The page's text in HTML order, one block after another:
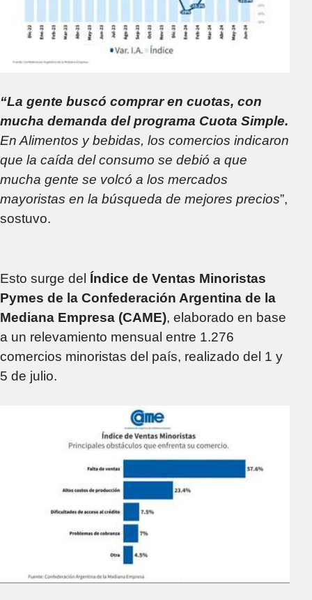
“La gente buscó comprar en cuotas, con
mucha demanda del programa Cuota Simple.
En Alimentos y bebidas, los comercios indicaron
que la caída del consumo se debió a que
mucha gente se volcó a los mercados
mayoristas en la búsqueda de mejores precios”,
sostuvo.
Esto surge del Índice de Ventas Minoristas
Pymes de la Confederación Argentina de la
Mediana Empresa (CAME), elaborado en base
a un relevamiento mensual entre 1.276
comercios minoristas del país, realizado del 1 y
5 de julio.